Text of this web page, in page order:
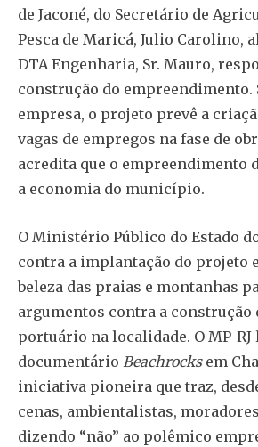
de Jaconé, do Secretário de
Pesca de Maricá, Julio Carolino,
DTA Engenharia, Sr. Mauro,
construção do empreendimento.
empresa, o projeto prevê a
vagas de empregos na fase de
acredita que o empreendimento
a economia do município.
O Ministério Público do Estado
contra a implantação do projeto
beleza das praias e montanhas
argumentos contra a
portuário na localidade. O MP-RJ
documentário Beachrocksem
iniciativa pioneira que traz,
cenas, ambientalistas,
dizendo “não” ao polêmico